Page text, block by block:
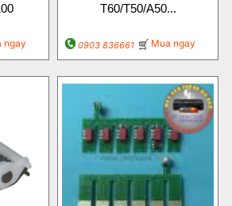
ngay
T60/T50/A50...
0903 836661 Mua ngay